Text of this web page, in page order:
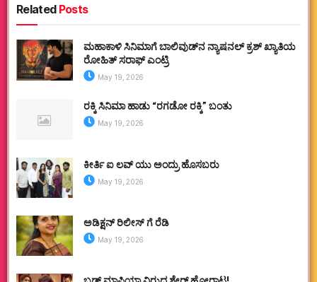
RelatedPosts
ಮಹಾಕಾಳಿ ಸಿನಿಮಾಗೆ ಬಾಲಿವುಡ್‌ನ ನ್ಯಾಷನಲ್ ಕ್ರಶ್ ಖ್ಯಾತಿಯ
ರೋಹಿತ್ ಸರಾಫ್ ಎಂಟ್ರಿ
May 19, 2026
ರಕ್ಕಿ ಸಿನಿಮಾ ಹಾಡು “ರಗಡೋ ರಕ್ಕಿ” ಬಂತು
May 19, 2026
ಕೀರ್ತಿ ಐ ಲವ್ ಯು ಅಂದ್ರು ಹೊಸಬರು
May 19, 2026
ಅಡಿಕ್ಷನ್ ರಿಲೀಸ್ ಗೆ ರೆಡಿ
May 19, 2026